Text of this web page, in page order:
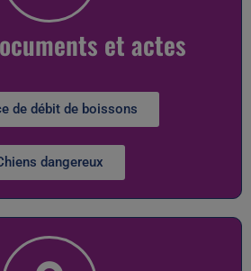
et actes
de débit de boissons
dangereux